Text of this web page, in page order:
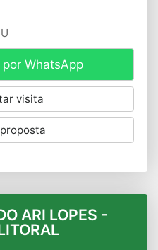
WhatsApp
visita
ARI LOPES -